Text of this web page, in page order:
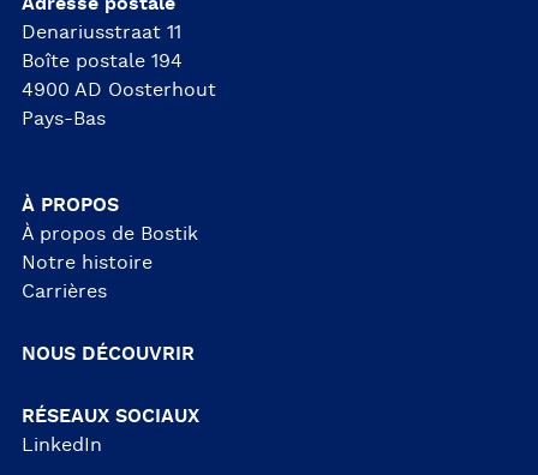
Adresse postale
Denariusstraat 11
Boîte postale 194
4900 AD Oosterhout
Pays-Bas
À PROPOS
À propos de Bostik
Notre histoire
Carrières
NOUS DÉCOUVRIR
RÉSEAUX SOCIAUX
LinkedIn